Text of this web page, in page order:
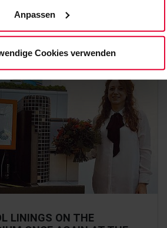
.
Anpassen
Cookies verwenden
LININGS ON THE